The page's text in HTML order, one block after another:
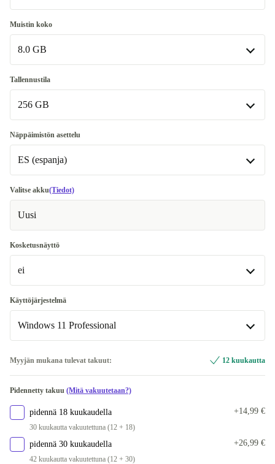
Hyvä
Erittäin hyvä +1 €
Erinomainen
Muistin koko
8.0 GB
8.0 GB
16.0 GB +63,56 €
32.0 GB
Tallennustila
256 GB
256 GB
512 GB +66,39 €
1000 GB
Saatavilla muissa konfiguraatioissa
500 GB
Näppäimistön asettelu
ES (espanja)
ES (espanja)
UK (UK English)
IT (italia)
FR (ranska) +4,26 €
DE (saksa)
US (Yhdysvaltain englanti) +16,85 €
BE (belgialainen)
GR (kreikkalainen)
Valitse akku(Tiedot)
Uusi
Kosketusnäyttö
ei
ei
Saatavilla muissa konfiguraatioissa
kyllä
Käyttöjärjestelmä
Windows 11 Professional
Myyjän mukana tulevat takuut: 12 kuukautta
Pidennetty takuu (Mitä vakuutetaan?)
pidennä 18 kuukaudella
30 kuukautta vakuutettuna (12 + 18)
+14,99 €
pidennä 30 kuukaudella
42 kuukautta vakuutettuna (12 + 30)
+26,99 €